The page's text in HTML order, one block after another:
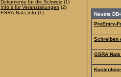
Dokumente für die Schweiz (1)
Info`s für Veranstaltungen (2)
ESRA-Nats-Info (1)
Neuste
PreEntry-
Schreiben
GSRA